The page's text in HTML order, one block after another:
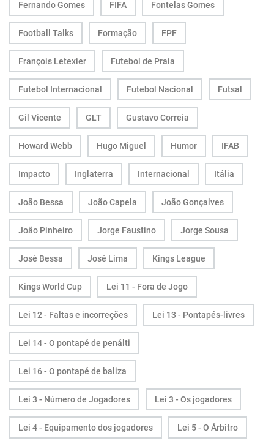
Fernando Gomes FIFA Fontelas Gomes
Football Talks Formação FPF
François Letexier Futebol de Praia
Futebol Internacional Futebol Nacional Futsal
Gil Vicente GLT Gustavo Correia
Howard Webb Hugo Miguel Humor IFAB
Impacto Inglaterra Internacional Itália
João Bessa João Capela João Gonçalves
João Pinheiro Jorge Faustino Jorge Sousa
José Bessa José Lima Kings League
Kings World Cup Lei 11 - Fora de Jogo
Lei 12 - Faltas e incorreções Lei 13 - Pontapés-livres
Lei 14 - O pontapé de penálti
Lei 16 - O pontapé de baliza
Lei 3 - Número de Jogadores Lei 3 - Os jogadores
Lei 4 - Equipamento dos jogadores Lei 5 - O Árbitro